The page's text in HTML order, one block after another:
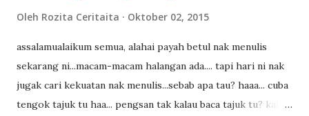
Oleh Rozita Ceritaita Oktober 02, 2015
assalamualaikum semua, alahai payah betul nak menulis
sekarang ni...macam-macam halangan ada.... tapi hari ni nak
jugak cari kekuatan nak menulis...sebab apa tau? haaa... cuba
tengok tajuk tu haa... pengsan tak kalau baca tajuk tu? kalau